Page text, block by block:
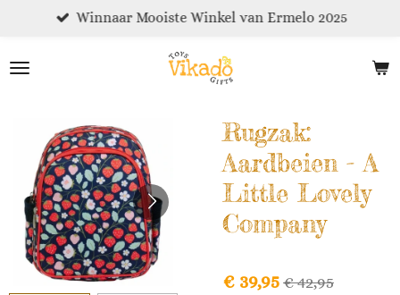
naar
Winnaar Mooiste Winkel van Ermelo 2025
Rugzak:
Aardbeien - A
Little Lovely
Company
€ 39,95€ 42,95